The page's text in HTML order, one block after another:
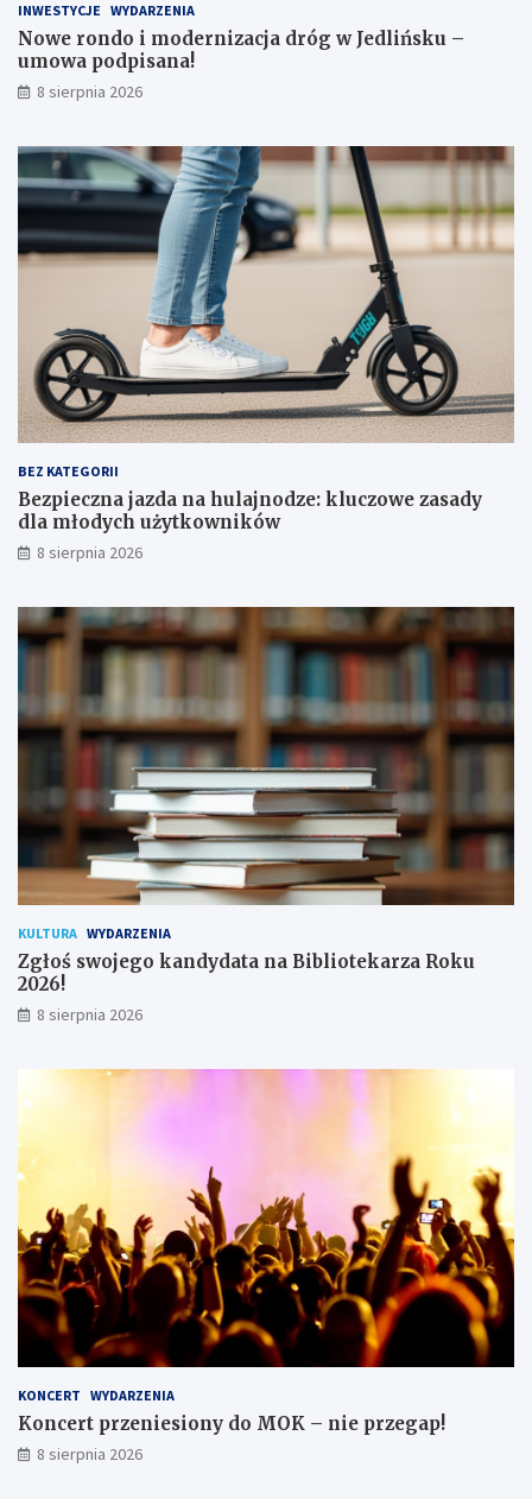
a
d
r
ó
g
J
e
d
i
ń
m
o
w
a
p
o
d
p
a
n
!
j
n
o
d
z
:
k
l
c
z
a
d
y
d
l
a
m
d
y
h
u
ż
o
n
i
ó
w
INWESTYCJE WYDARZENIA
Nowe rondo i modernizacja dróg w Jedlińsku –
umowa podpisana!
8 sierpnia 2026
BEZ KATEGORII
Bezpieczna jazda na hulajnodze: kluczowe zasady
dla młodych użytkowników
8 sierpnia 2026
KULTURA WYDARZENIA
Zgłoś swojego kandydata na Bibliotekarza Roku
2026!
8 sierpnia 2026
KONCERT WYDARZENIA
Koncert przeniesiony do MOK – nie przegap!
8 sierpnia 2026